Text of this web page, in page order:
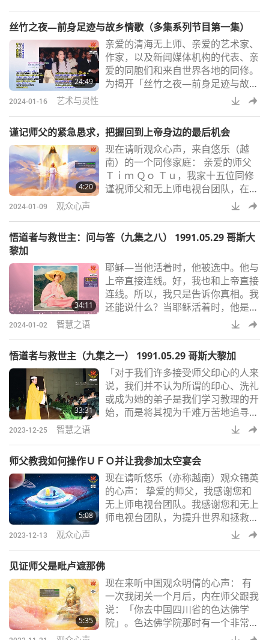
《圣经》中最核心、最重要的主题之
代表着上帝拯救人类计画的巅峰。其
为人类历史上被预言最多并最受期待
的事件之一，学者们在《圣经》中发
现了逾一千八百处关于耶稣基督再临
的记载。在《旧约圣经》中，超过十
丝竹之夜—前身足迹与故乡情歌（多集系列节目第一集）
24:49
亲爱的清海无上师、亲爱的艺术家、
作家，以及新闻媒体机构的代表、亲
爱的同胞们和来自世界各地的同修。
为揭开「丝竹之夜—前身足迹与故乡
情歌」序幕。作家、艺术家、电视
台、广播电台、报社，和朋友们，都
次「丝竹之夜—前身足迹与故乡情
歌」的盛会。诗和音乐永远是生命的
本质，能够帮助我们超越人类生存的
局限，超越充满无知和误解的物质世
界，引导人们回归真实的自我—在无
2024-01-16 艺术与灵性
谨记师父的紧急恳求，把握回到上帝身边的最后机会
4:20
现在请听观众心声，来自悠乐（越
南）的一个同修家庭： 亲爱的师父
Ｔｉｍ Ｑｏ Ｔｕ，我家十五位同修
谨祝师父和无上师电视台团队，在全
能上帝的保护下，身体健康、身心安
宁。我们始终珍惜并努力遵循师父的
非常心痛地得知师父因为末法时代众
的邪恶力量夺去性命。感谢上帝，师
父有她的保护圈和守护者们及时帮助
她。我们永远需要您，噢，地球上的
无上师。您是圣光
2024-01-09 观众心声
悟道者与救世主：问与答（九集之八） 1991.05.29 哥斯大
黎加
34:11
耶稣—当他活着时，他被选中。他与
上帝直接连线。好，我也和上帝直接
连线。所以，我只是告诉你真相。我
还能说什么？当耶稣活着时，他是明
师，所以任何人想要与上帝连系，都
必须藉着耶稣。但现在，耶稣走了。
的其他人。懂吗？如果你想与上帝连
系，就可以到我这里来。你就能看到
祂，无需质疑。（为了获得开悟，我
应该放弃所有物质财富吗？如果我必
须放弃我所有的物质财富，应该把它
2024-01-02 智慧之语
悟道者与救世主（九集之一） 1991.05.29 哥斯大黎加
33:31
「对于我们许多接受师父印心的人来
说，我们并不认为所谓的印心、洗礼
或成为她的弟子是我们学习教理的开
始，而是将其视为千难万苦地追寻真
理、爱、正义和完美历程的结束—这
样的历程让我们许多人感到沮丧和绝
我们感到非常痛苦挣扎，才能找到自
己的真我。我强调这一点，是因为求
道的人很多，但并非所有人都找到这
个『道』。」「我可以告诉各位我跟
着师父修行的一些内在体验，打坐的
2023-12-25 智慧之语
师父教我如何操作ＵＦＯ并让我参加太空宴会
5:08
现在请听悠乐（亦称越南）观众锦英
的心声： 挚爱的师父，我感谢您和
无上师电视台团队。我感谢您和无上
师电视台团队，为提升世界和拯救所
有众生不断努力和牺牲。请容许我说
出我在灵修过程的神奇感应和内在体
很幸运出生在一个四代都吃素的家庭
中，现在家族成员近五十人持纯素，
也都是您的弟子。 我从小就持纯素
和印心，现在已经超过二十年了。我
2023-12-13 观众心声
见证师父是毗卢遮那佛
5:35
现在来听中国观众明倩的心声： 有
一次我闭关一个月后，内在师父跟我
说：「你去中国四川省的色达佛学
院」。色达佛学院那时有一个非常大
型的藏传佛教法会，有世界各地的出